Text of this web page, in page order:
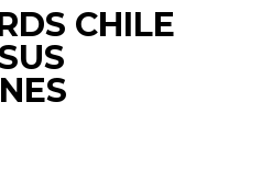
CHILE